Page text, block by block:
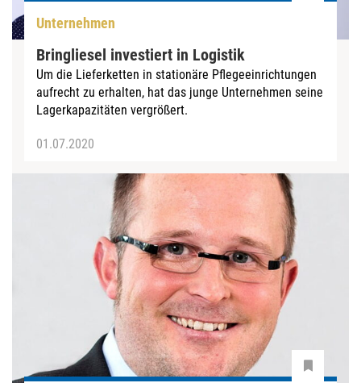
Unternehmen
Bringliesel investiert in Logistik
Um die Lieferketten in stationäre Pflegeeinrichtungen
aufrecht zu erhalten, hat das junge Unternehmen seine
Lagerkapazitäten vergrößert.
01.07.2020